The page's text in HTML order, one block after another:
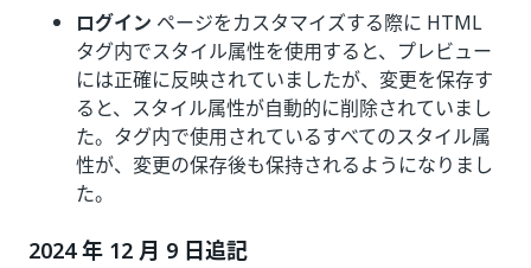
ログイン ページをカスタマイズする際に HTML
タグ内でスタイル属性を使用すると、プレビュー
には正確に反映されていましたが、変更を保存す
ると、スタイル属性が自動的に削除されていまし
た。タグ内で使用されているすべてのスタイル属
性が、変更の保存後も保持されるようになりまし
た。
2024 年 12 月 9 日追記